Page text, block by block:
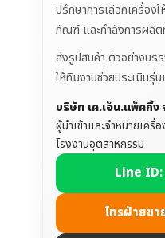
ปรึกษาการเลือกเครื่อง
ภัณฑ์ และกำลังการผลิต
ส่งรูปสินค้า ตัวอย่างบ
ให้ทีมงานช่วยประเมินรุ่
บริษัท เค.เอ็น.แพ็คกิ้ง
ผู้นำเข้าและจำหน่ายเค
โรงงานอุตสาหกรรม
Line
โทรฝ่ายข